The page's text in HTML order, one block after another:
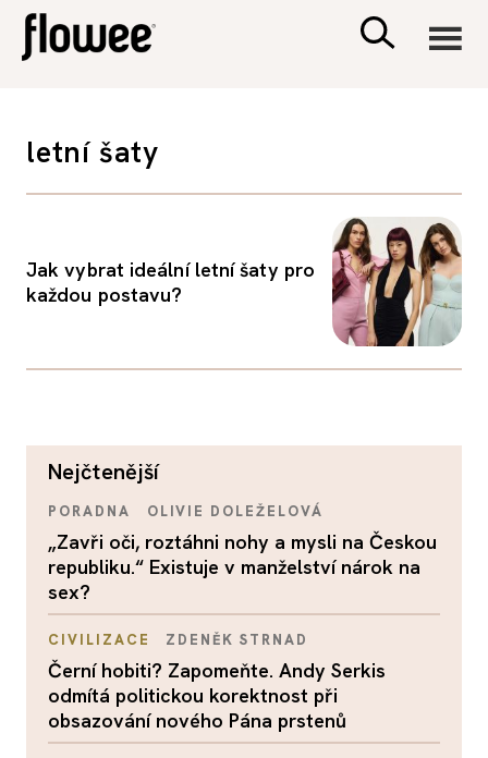
PORADNA
letní šaty
Jak vybrat ideální letní šaty pro
každou postavu?
nejčtenější
PORADNA OLIVIE DOLEŽELOVÁ
„Zavři oči, roztáhni nohy a mysli na Českou
republiku.“ Existuje v manželství nárok na
sex?
CIVILIZACE ZDENĚK STRNAD
Černí hobiti? Zapomeňte. Andy Serkis
odmítá politickou korektnost při
obsazování nového Pána prstenů